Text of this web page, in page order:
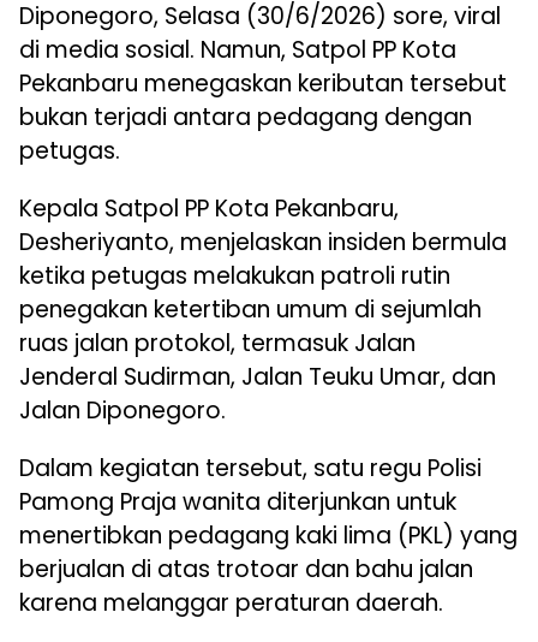
Diponegoro, Selasa (30/6/2026) sore, viral
di media sosial. Namun, Satpol PP Kota
Pekanbaru menegaskan keributan tersebut
bukan terjadi antara pedagang dengan
petugas.
Kepala Satpol PP Kota Pekanbaru,
Desheriyanto, menjelaskan insiden bermula
ketika petugas melakukan patroli rutin
penegakan ketertiban umum di sejumlah
ruas jalan protokol, termasuk Jalan
Jenderal Sudirman, Jalan Teuku Umar, dan
Jalan Diponegoro.
Dalam kegiatan tersebut, satu regu Polisi
Pamong Praja wanita diterjunkan untuk
menertibkan pedagang kaki lima (PKL) yang
berjualan di atas trotoar dan bahu jalan
karena melanggar peraturan daerah.